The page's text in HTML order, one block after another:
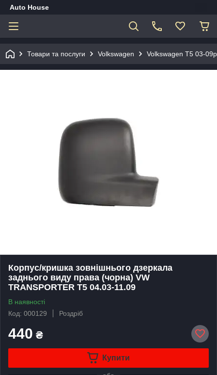
Auto House
Товари та послуги Volkswagen Volkswagen T5 03-09р
Корпус/кришка зовнішнього дзеркала
заднього виду права (чорна) VW
TRANSPORTER T5 04.03-11.09
В наявності
Код: 000129
Роздріб
440 ₴
Купити